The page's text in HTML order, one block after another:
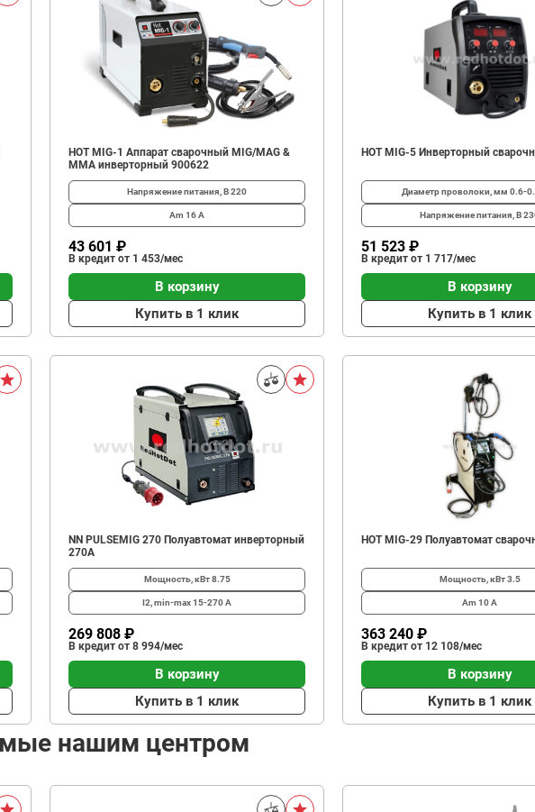
HOT MIG-1 Аппарат сварочный MIG/MAG &
ММА инверторный 900622
Напряжение питания, В220
Am 16 А
43 601 ₽
В кредит от 1 453/мес
В корзину
Купить в 1 клик
HOT MIG-5 Инверторный
Диаметр проволоки, мм 0.6-
Напряжение питания, В
51 523 ₽
В кредит от 1 717/мес
В корзину
Купить в 1 клик
NN PULSEMIG 270 Полуавтомат инверторный
270А
Мощность, кВт8.75
I2, min-max15-270 А
269 808 ₽
В кредит от 8 994/мес
В корзину
Купить в 1 клик
HOT MIG-29 Полуавтомат
Мощность, кВт3.5
Am 10 А
363 240 ₽
В кредит от 12 108/мес
В корзину
Купить в 1 клик
нашим центром